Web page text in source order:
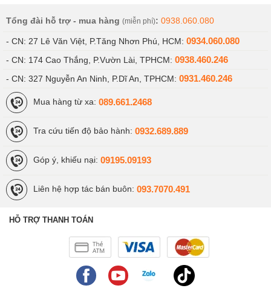
Tổng đài hỗ trợ - mua hàng (miễn phí): 0938.060.080
- CN: 27 Lê Văn Việt, P.Tăng Nhơn Phú, HCM: 0934.060.080
- CN: 174 Cao Thắng, P.Vườn Lài, TPHCM: 0938.460.246
- CN: 327 Nguyễn An Ninh, P.Dĩ An, TPHCM: 0931.460.246
Mua hàng từ xa: 089.661.2468
Tra cứu tiến độ bảo hành: 0932.689.889
Góp ý, khiếu nại: 09195.09193
Liên hệ hợp tác bán buôn: 093.7070.491
HỖ TRỢ THANH TOÁN